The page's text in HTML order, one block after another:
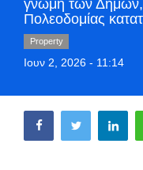
Greece
Entertainment
Mykonos
γνώμη των Δήμων,
Πολεοδομίας
Property
Ιουν 2, 2026 - 11:14